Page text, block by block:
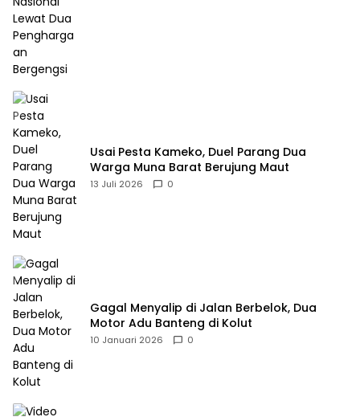
Usai Pesta Kameko, Duel Parang Dua
Warga Muna Barat Berujung Maut
13 Juli 2026 0
Gagal Menyalip di Jalan Berbelok, Dua
Motor Adu Banteng di Kolut
10 Januari 2026 0